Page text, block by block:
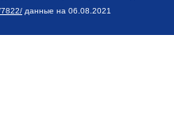
7822/ данные на 06.08.2021